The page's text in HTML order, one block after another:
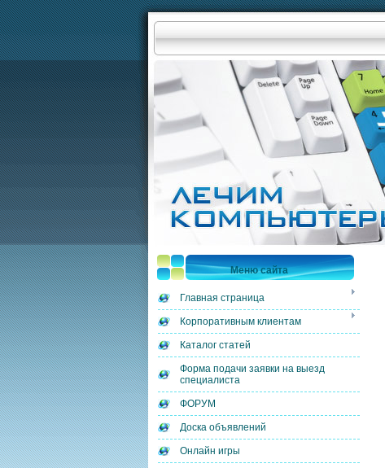
Меню сайта
Главная страница
Корпоративным клиентам
Каталог статей
Форма подачи заявки на выезд
специалиста
ФОРУМ
Доска объявлений
Онлайн игры